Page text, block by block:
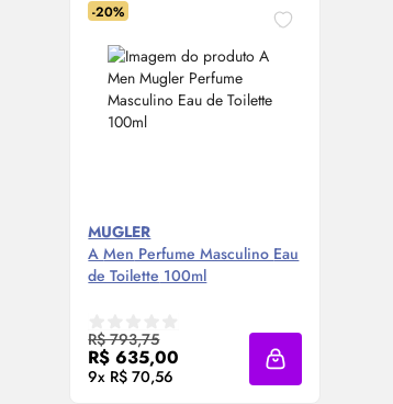
-20%
MUGLER
AMen Perfume Masculino Eau
de Toilette 100ml
R$ 793,75
R$ 635,00
9x R$ 70,56
Compre Agora ❯
Adicionar à sacola